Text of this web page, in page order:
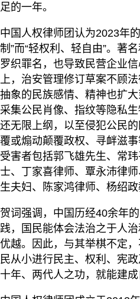
足的一年。
中国人权律师团认为2023年
制”而“轻权利、轻自由”。著
罗织罪名，也导致民营企业
上，治安管理修订草案不顾
抽象的民族感情、精神也扩
采集公民肖像、指纹等隐私
还无限上纲，以至侵犯公民
覆或煽动颠覆政权、寻衅滋事
受害者包括郭飞雄先生、常
士、丁家喜律师、覃永沛律
生夫妇、陈家鸿律师、杨绍政
贺词强调，中国历经40余年
践，国民能体会法治之于人
优越。因此，与其举棋不定
民从小进行民主、权利、宪
十年、两代人之功，就能建成